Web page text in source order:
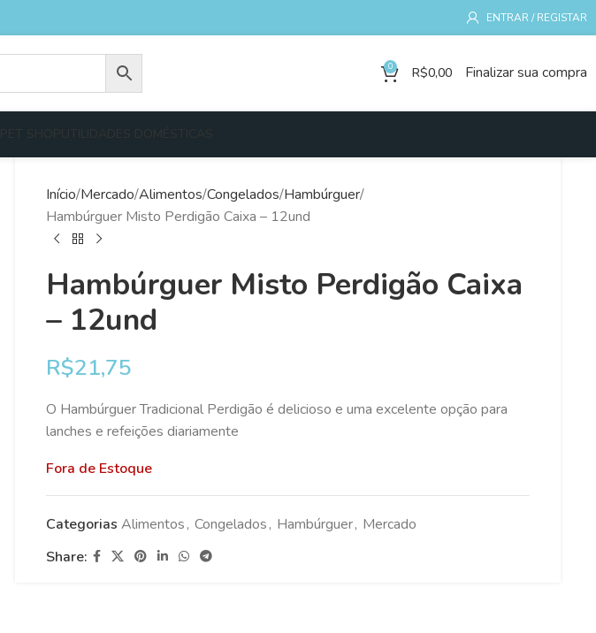
ENTRAR / REGISTAR
0 R$0,00 Finalizar sua compra
PET SHOP UTILIDADES DOMÉSTICAS
Início Mercado Alimentos Congelados Hambúrguer
Hambúrguer Misto Perdigão Caixa – 12und
Hambúrguer Misto Perdigão Caixa
– 12und
R$21,75
O Hambúrguer Tradicional Perdigão é delicioso e uma excelente opção para
lanches e refeições diariamente
Fora de Estoque
Categorias Alimentos, Congelados, Hambúrguer, Mercado
Share: